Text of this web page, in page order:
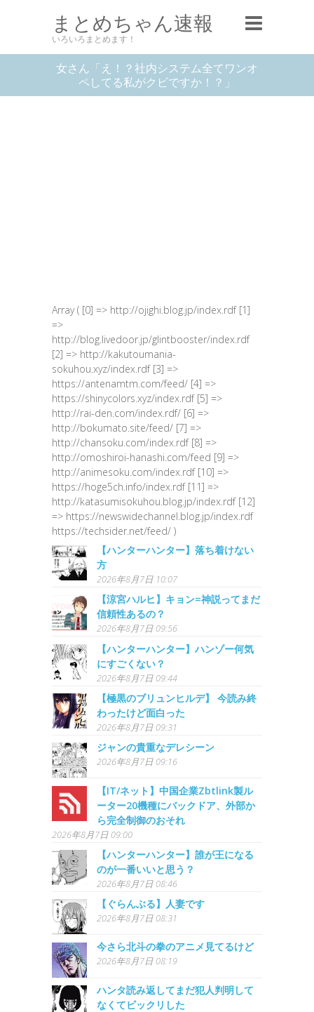
まとめちゃん速報
いろいろまとめます！
女さん「え！？社内システム全てワンオ
ペしてる私がクビですか！？」
Array ( [0] => http://ojighi.blog.jp/index.rdf [1]
=>
http://blog.livedoor.jp/glintbooster/index.rdf
[2] => http://kakutoumania-
sokuhou.xyz/index.rdf [3] =>
https://antenamtm.com/feed/ [4] =>
https://shinycolors.xyz/index.rdf [5] =>
http://rai-den.com/index.rdf/ [6] =>
http://bokumato.site/feed/ [7] =>
http://chansoku.com/index.rdf [8] =>
http://omoshiroi-hanashi.com/feed [9] =>
http://animesoku.com/index.rdf [10] =>
https://hoge5ch.info/index.rdf [11] =>
http://katasumisokuhou.blog.jp/index.rdf [12]
=> https://newswidechannel.blog.jp/index.rdf
https://techsider.net/feed/ )
【ハンターハンター】落ち着けない
方
2026年8月7日 10:07
【涼宮ハルヒ】キョン=神説ってまだ
信頼性あるの？
2026年8月7日 09:56
【ハンターハンター】ハンゾー何気
にすごくない？
2026年8月7日 09:44
【極黒のブリュンヒルデ】 今読み終
わったけど面白った
2026年8月7日 09:31
ジャンの貴重なデレシーン
2026年8月7日 09:16
【IT/ネット】中国企業Zbtlink製ル
ーター20機種にバックドア、外部か
ら完全制御のおそれ
2026年8月7日 09:00
【ハンターハンター】誰が王になる
のが一番いいと思う？
2026年8月7日 08:46
【ぐらんぶる】人妻です
2026年8月7日 08:31
今さら北斗の拳のアニメ見てるけど
2026年8月7日 08:19
ハンタ読み返してまだ犯人判明して
なくてビックリした